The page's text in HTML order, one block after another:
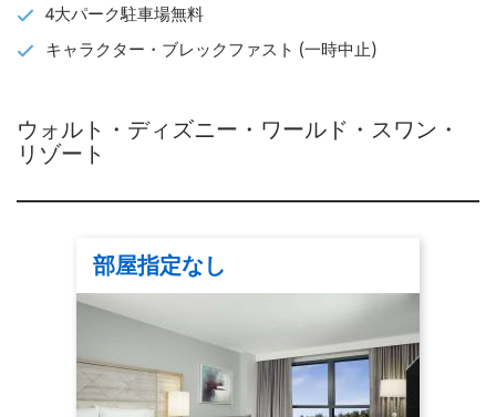
4大パーク駐車場無料
キャラクター・ブレックファスト (一時中止)
ウォルト・ディズニー・ワールド・スワン・
リゾート
部屋指定なし